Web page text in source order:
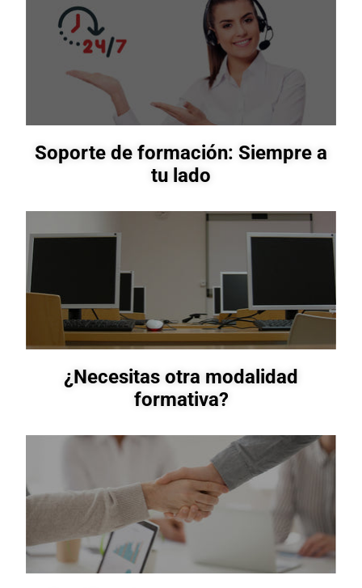
Soporte de formación: Siempre a
tu lado
¿Necesitas otra modalidad
formativa?